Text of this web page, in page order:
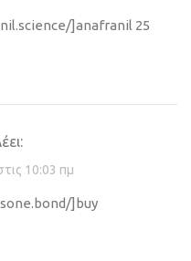
]anafranil 25
10:03 πμ
]buy